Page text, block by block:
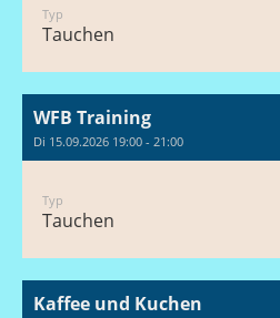
Typ
Tauchen
WFB Training
Di 15.09.2026 19:00 - 21:00
Typ
Tauchen
Kaffee und Kuchen